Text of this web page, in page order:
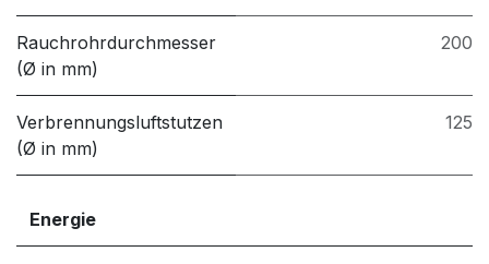
Rauchrohrdurchmesser
(Ø in mm)
200
Verbrennungsluftstutzen
(Ø in mm)
125
Energie